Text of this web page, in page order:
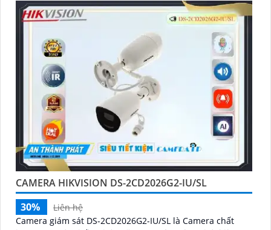
CAMERA HIKVISION DS-2CD2026G2-IU/SL
30%
Liên hệ
Camera giám sát DS-2CD2026G2-IU/SL là Camera chất